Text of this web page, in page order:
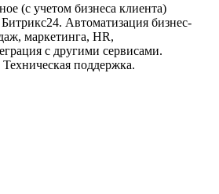
(с учетом бизнеса клиента)
Автоматизация бизнес-
маркетинга, HR,
с другими сервисами.
поддержка.